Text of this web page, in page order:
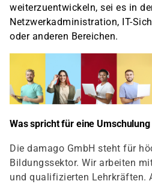
weiterzuentwickeln, sei es in
Netzwerkadministration, IT-
oder anderen Bereichen.
Was spricht für eine Umschulung
Die damago GmbH steht für
Bildungssektor. Wir arbeiten
und qualifizierten Lehrkräften.